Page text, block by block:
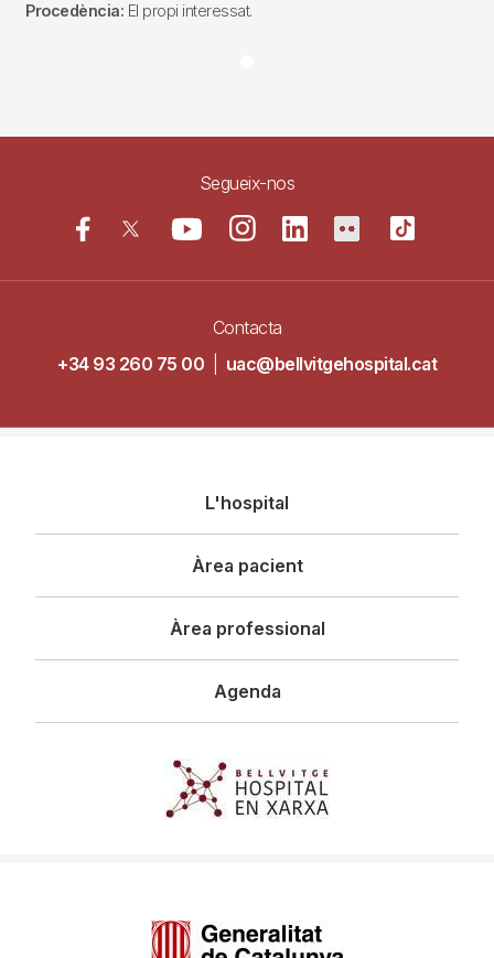
Procedència: El propi interessat.
Segueix-nos
Contacta
+34 93 260 75 00
uac@bellvitgehospital.cat
principal
L'hospital
Àrea pacient
Àrea professional
Agenda